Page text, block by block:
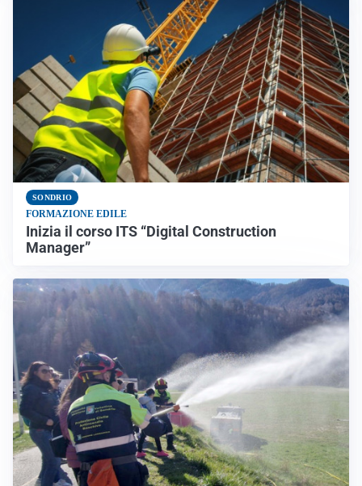
SONDRIO
FORMAZIONE EDILE
Inizia il corso ITS “Digital Construction
Manager”